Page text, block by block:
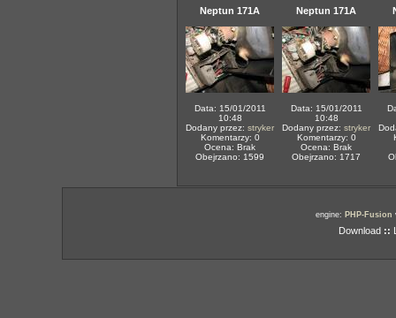
Neptun 171A
Data: 15/01/2011
10:48
Dodany przez: stryker
Komentarzy: 0
Ocena: Brak
Obejrzano: 1599
Neptun 171A
Data: 15/01/2011
10:48
Dodany przez: stryker
Komentarzy: 0
Ocena: Brak
Obejrzano: 1717
engine: PHP-Fusion
Download ::